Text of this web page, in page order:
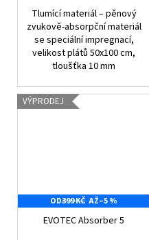
Tlumící materiál – pěnový
zvukově-absorpční materiál
se speciální impregnací,
velikost plátů 50x100 cm,
tloušťka 10 mm
VÝPRODEJ
OD399 KČ AŽ–5 %
EVOTEC Absorber 5